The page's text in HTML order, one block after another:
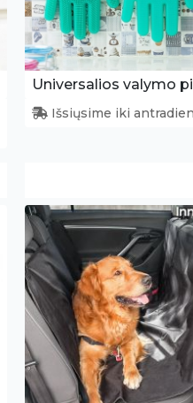
Universalios valymo
Išsiųsime iki